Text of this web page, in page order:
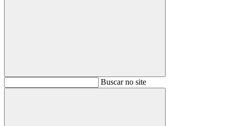
BuscarBuscar no site